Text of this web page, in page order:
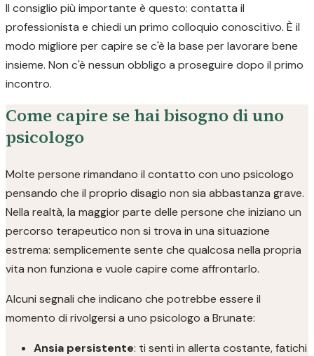
Il consiglio più importante è questo: contatta il
professionista e chiedi un primo colloquio conoscitivo. È il
modo migliore per capire se c'è la base per lavorare bene
insieme. Non c'è nessun obbligo a proseguire dopo il primo
incontro.
Come capire se hai bisogno di uno
psicologo
Molte persone rimandano il contatto con uno psicologo
pensando che il proprio disagio non sia abbastanza grave.
Nella realtà, la maggior parte delle persone che iniziano un
percorso terapeutico non si trova in una situazione
estrema: semplicemente sente che qualcosa nella propria
vita non funziona e vuole capire come affrontarlo.
Alcuni segnali che indicano che potrebbe essere il
momento di rivolgersi a uno psicologo a Brunate:
Ansia persistente: ti senti in allerta costante, fatichi